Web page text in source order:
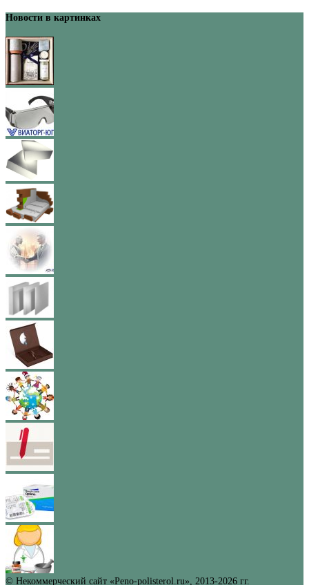
Новости в картинках
© Некоммерческий сайт «Peno-polisterol.ru», 2013-2026 гг.